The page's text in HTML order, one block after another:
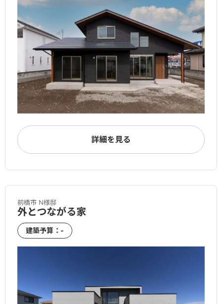
詳細を見る
前橋市 N様邸
外とつながる家
建築予算：-